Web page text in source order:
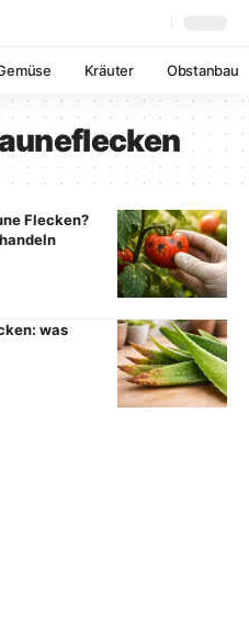
Kräuter Obstanbau
Flecken?
was